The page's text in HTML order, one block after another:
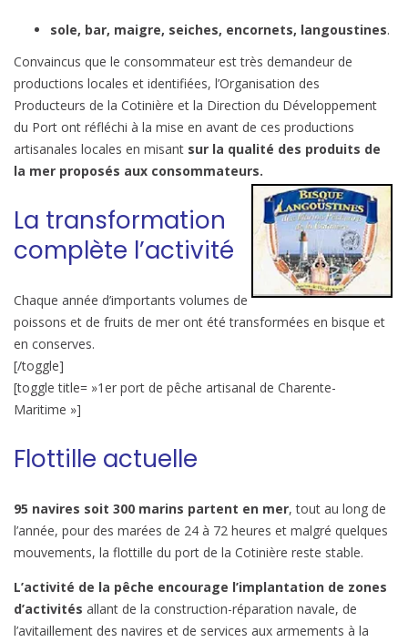
sole, bar, maigre, seiches, encornets, langoustines.
Convaincus que le consommateur est très demandeur de
productions locales et identifiées, l’Organisation des
Producteurs de la Cotinière et la Direction du Développement
du Port ont réfléchi à la mise en avant de ces productions
artisanales locales en misant sur la qualité des produits de
la mer proposés aux consommateurs.
La transformation
complète l’activité
Chaque année d’importants volumes de
poissons et de fruits de mer ont été transformées en bisque et
en conserves.
[/toggle]
[toggle title= »1er port de pêche artisanal de Charente-
Maritime »]
Flottille actuelle
95 navires soit 300 marins partent en mer, tout au long de
l’année, pour des marées de 24 à 72 heures et malgré quelques
mouvements, la flottille du port de la Cotinière reste stable.
L’activité de la pêche encourage l’implantation de zones
d’activités allant de la construction-réparation navale, de
l’avitaillement des navires et de services aux armements à la